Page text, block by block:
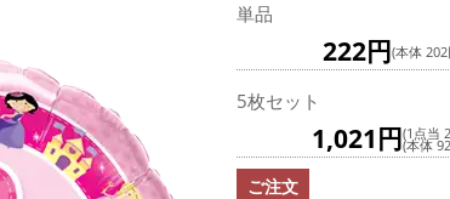
単品
222円(本体 202
5枚セット
1,021円(1点当
(本体
ご注文